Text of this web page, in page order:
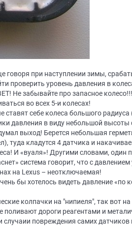
при наступлении зимы,
проверить уровень давления в
Не забывайте про запасное
во всех 5-и колесах!
себе колеса большого радиуса
давления в виду небольшой
выход! Берется небольшая
туда кладутся 4 датчика и
И «вуаля»! Другими словами, один
система говорит, что с давлением
на Lexus – неотключаемая!
бы хотелось видеть давление «по
колпачки на "нипиеля", так вот
дороги реагентами и
случаии повреждения самих